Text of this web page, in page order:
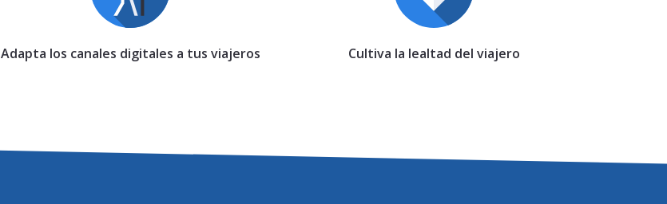
Adapta los canales digitales a tus viajeros Cultiva la lealtad del viajero